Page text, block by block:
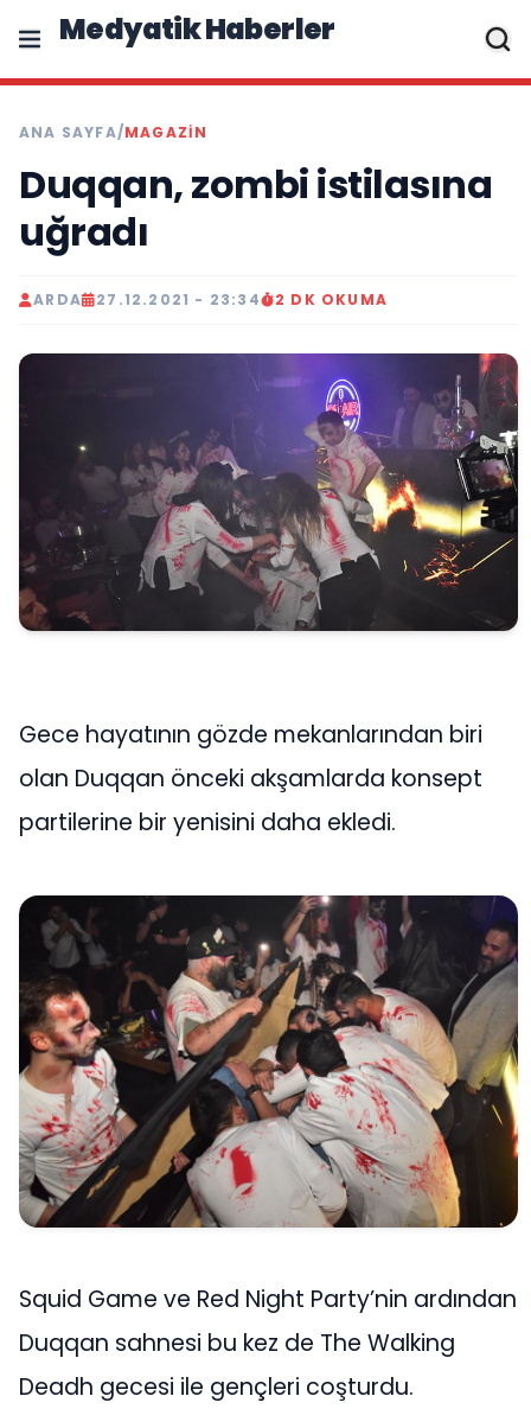
Medyatik Haberler
ANA SAYFA/MAGAZİN
Duqqan, zombi istilasına
uğradı
ARDA 27.12.2021 - 23:34 2 DK OKUMA
Gece hayatının gözde mekanlarından biri
olan Duqqan önceki akşamlarda konsept
partilerine bir yenisini daha ekledi.
Squid Game ve Red Night Party’nin ardından
Duqqan sahnesi bu kez de The Walking
Deadh gecesi ile gençleri coşturdu.